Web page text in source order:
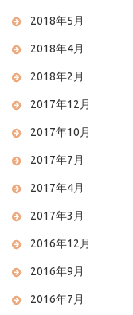
2018年5月
2018年4月
2018年2月
2017年12月
2017年10月
2017年7月
2017年4月
2017年3月
2016年12月
2016年9月
2016年7月